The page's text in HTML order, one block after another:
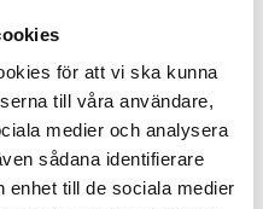
för att vi ska kunna
till våra användare,
medier och analysera
sådana identifierare
enhet till de sociala medier
I VARUKORG
Läs mer
på lagervaror